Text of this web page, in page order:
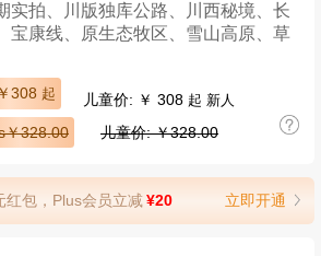
实拍、川版独库公路、川西秘境、长
宝康线、原生态牧区、雪山高原、草
308 起 儿童价: ￥ 308 起 新人
￥328.00 儿童价: ￥328.00
红包，Plus会员立减¥20 立即开通